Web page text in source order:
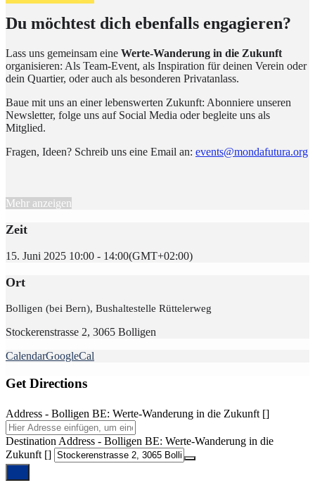
Du möchtest dich ebenfalls engagieren?
Lass uns gemeinsam eine Werte-Wanderung in die Zukunft
organisieren: Als Team-Event, als Inspiration für deinen Verein oder
dein Quartier, oder auch als besonderen Privatanlass.
Baue mit uns an einer lebenswerten Zukunft: Abonniere unseren
Newsletter, folge uns auf Social Media oder begleite uns als
Mitglied.
Fragen, Ideen? Schreib uns eine Email an: events@mondafutura.org
Mehr anzeigen
Zeit
15. Juni 2025 10:00 - 14:00(GMT+02:00)
Ort
Bolligen (bei Bern), Bushaltestelle Rüttelerweg
Stockerenstrasse 2, 3065 Bolligen
CalendarGoogleCal
Get Directions
Address - Bolligen BE: Werte-Wanderung in die Zukunft []
Destination Address - Bolligen BE: Werte-Wanderung in die
Zukunft []